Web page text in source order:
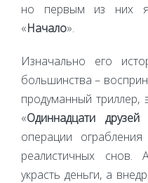
но первым из них
«Начало».
Изначально его
большинства –
продуманный триллер,
«Одиннадцати
операции
реалистичных
украсть деньги, а